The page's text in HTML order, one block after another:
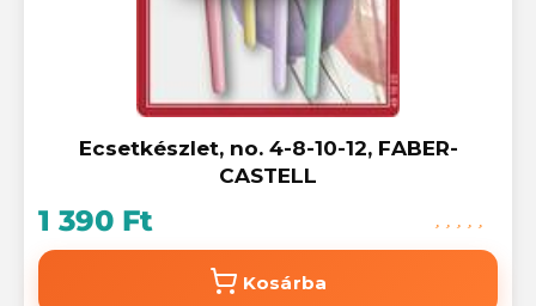
Ecsetkészlet, no. 4-8-10-12, FABER-
CASTELL
1 390 Ft
Kosárba